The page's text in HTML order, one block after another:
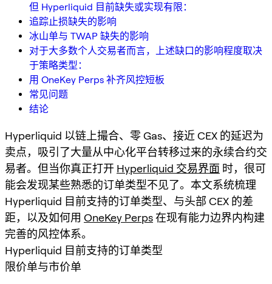
但 Hyperliquid 目前缺失或实现有限：
追踪止损缺失的影响
冰山单与 TWAP 缺失的影响
对于大多数个人交易者而言，上述缺口的影响程度取决
于策略类型：
用 OneKey Perps 补齐风控短板
常见问题
结论
Hyperliquid 以链上撮合、零 Gas、接近 CEX 的延迟为
卖点，吸引了大量从中心化平台转移过来的永续合约交
易者。但当你真正打开 Hyperliquid 交易界面 时，很可
能会发现某些熟悉的订单类型不见了。本文系统梳理
Hyperliquid 目前支持的订单类型、与头部 CEX 的差
距，以及如何用 OneKey Perps在现有能力边界内构建
完善的风控体系。
Hyperliquid 目前支持的订单类型
限价单与市价单